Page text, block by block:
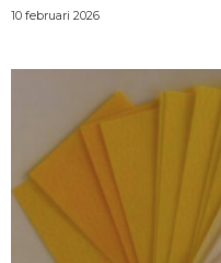
10 februari 2026